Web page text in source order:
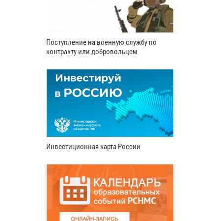
Поступление на военную службу по
контракту или добровольцем
Инвестиционная карта России